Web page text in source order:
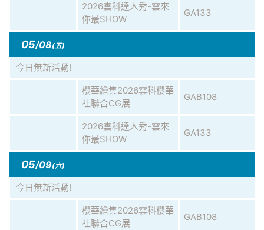
2026雲科達人秀-雲來
你最SHOW
GA133
05/08(五)
今日無新活動!
櫻華繪集2026雲科櫻華
社聯合CG展
GAB108
2026雲科達人秀-雲來
你最SHOW
GA133
05/09(六)
今日無新活動!
櫻華繪集2026雲科櫻華
社聯合CG展
GAB108